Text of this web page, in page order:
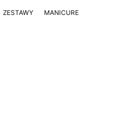
ZESTAWY MANICURE